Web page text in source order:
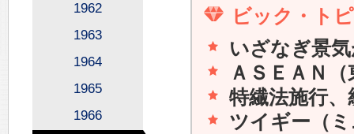
1962
1963
1964
1965
1966
ビック・ト
いざなぎ景
ＡＳＥＡＮ
特繊法施行
ツイギー（